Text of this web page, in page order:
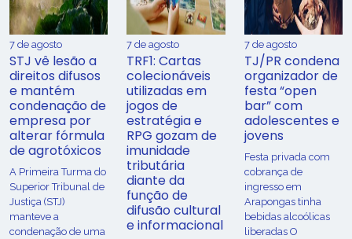
7 de agosto
STJ vê lesão a
direitos difusos
e mantém
condenação de
empresa por
alterar fórmula
de agrotóxicos
​A Primeira Turma do
Superior Tribunal de
Justiça (STJ)
manteve a
condenação de uma
7 de agosto
TRF1: Cartas
colecionáveis
utilizadas em
jogos de
estratégia e
RPG gozam de
imunidade
tributária
diante da
função de
difusão cultural
e informacional
7 de agosto
TJ/PR condena
organizador de
festa “open
bar” com
adolescentes e
jovens
Festa privada com
cobrança de
ingresso em
Arapongas tinha
bebidas alcoólicas
liberadas O